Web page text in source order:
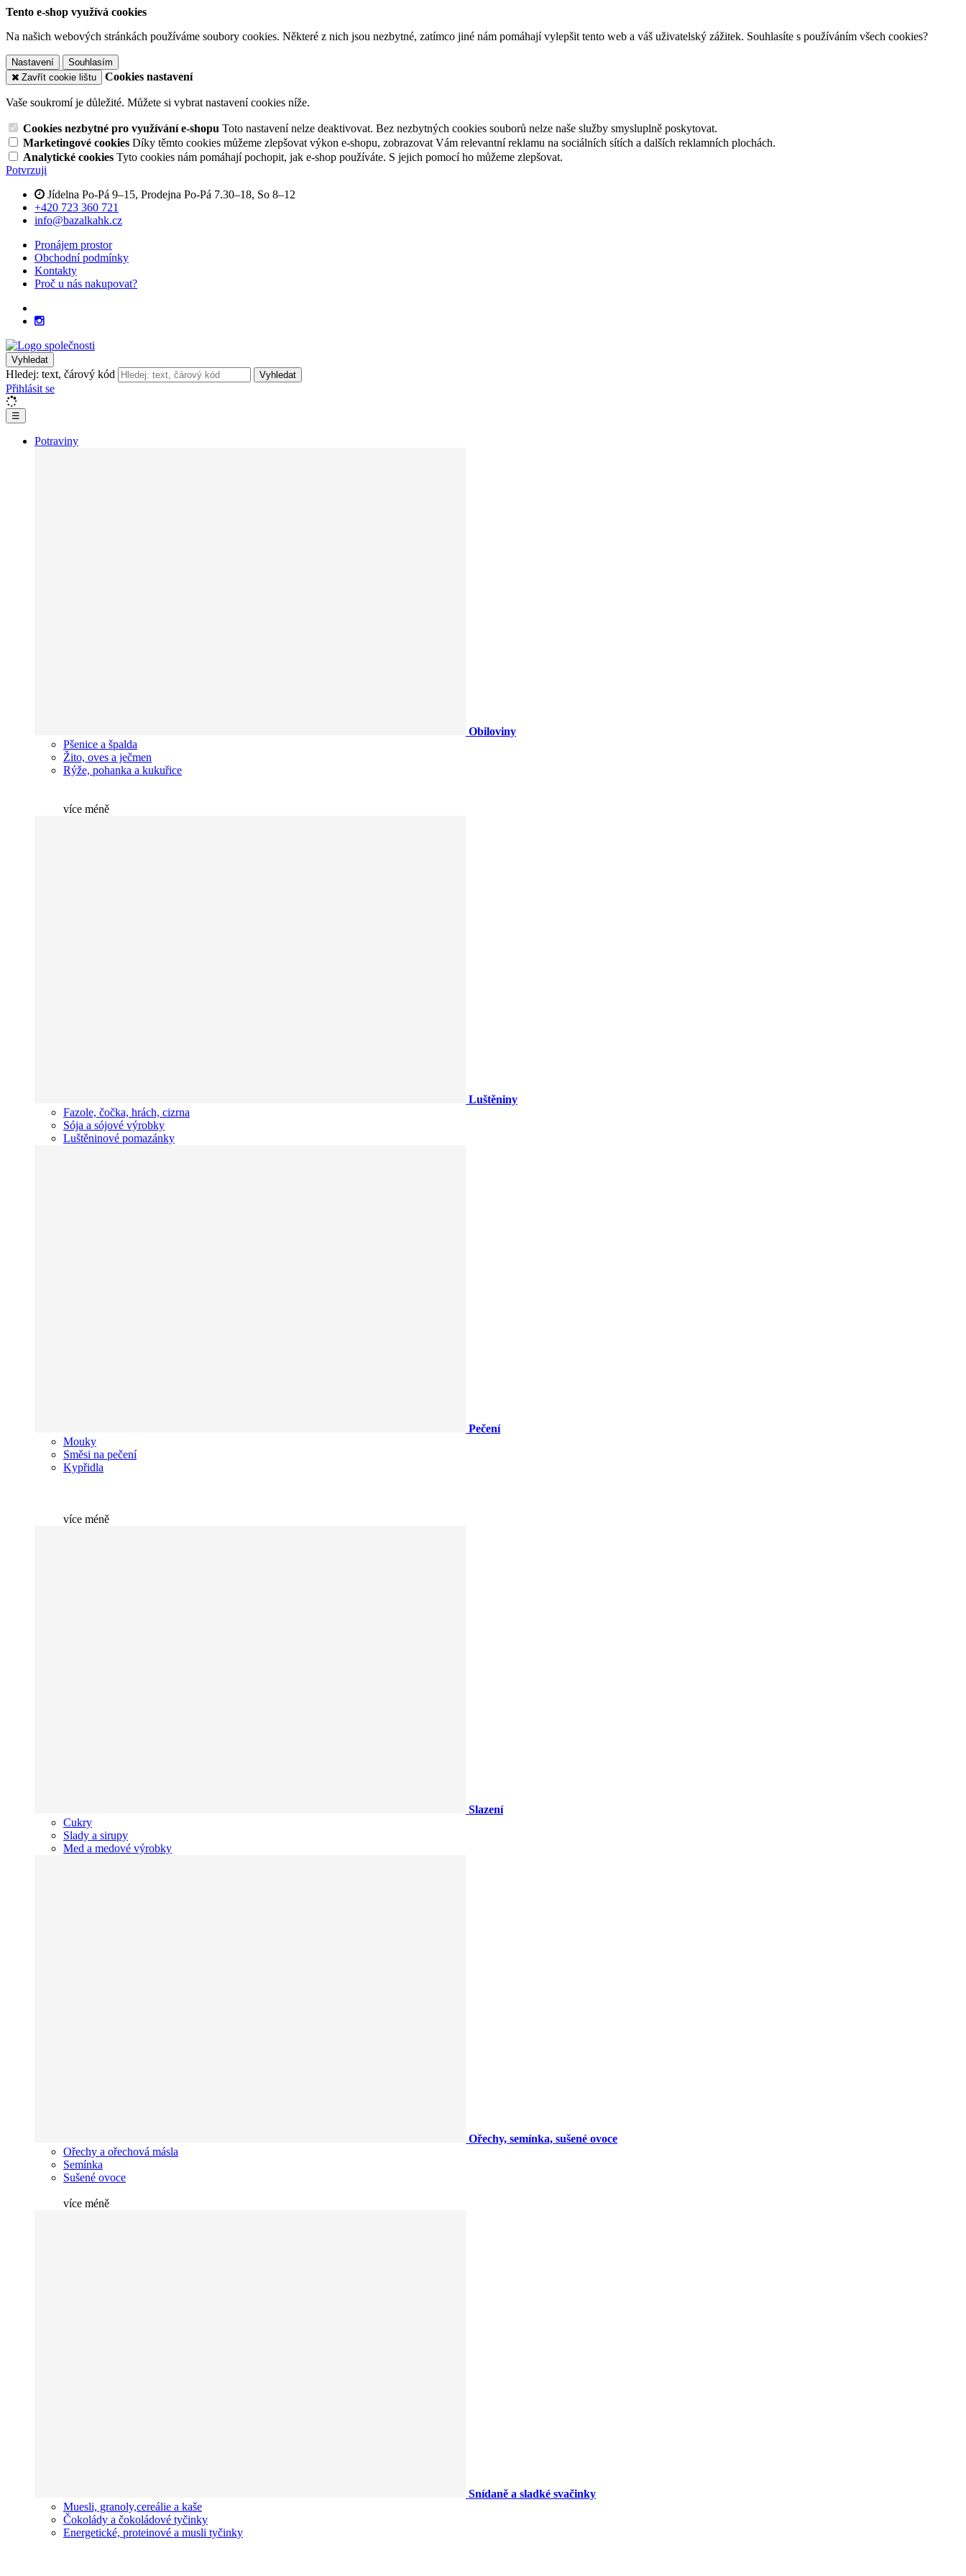
Tento e-shop využívá cookies
Na našich webových stránkách používáme soubory cookies. Některé z nich jsou nezbytné, zatímco jiné nám pomáhají vylepšit tento web a váš uživatelský zážitek. Souhlasíte s používáním všech cookies?
Nastavení
Souhlasím
Zavřít cookie lištu
Cookies nastavení
Vaše soukromí je důležité. Můžete si vybrat nastavení cookies níže.
Cookies nezbytné pro využívání e-shopu Toto nastavení nelze deaktivovat. Bez nezbytných cookies souborů nelze naše služby smysluplně poskytovat.
Marketingové cookies Díky těmto cookies můžeme zlepšovat výkon e-shopu, zobrazovat Vám relevantní reklamu na sociálních sítích a dalších reklamních plochách.
Analytické cookies Tyto cookies nám pomáhají pochopit, jak e-shop používáte. S jejich pomocí ho můžeme zlepšovat.
Potvrzuji
Jídelna Po-Pá 9–15, Prodejna Po-Pá 7.30–18, So 8–12
+420 723 360 721
info@bazalkahk.cz
Pronájem prostor
Obchodní podmínky
Kontakty
Proč u nás nakupovat?
Vyhledat
Hledej: text, čárový kód Vyhledat
Přihlásit se
☰
Potraviny
Obiloviny
Pšenice a špalda
Žito, oves a ječmen
Rýže, pohanka a kukuřice
více méně
Luštěniny
Fazole, čočka, hrách, cizrna
Sója a sójové výrobky
Luštěninové pomazánky
Pečení
Mouky
Směsi na pečení
Kypřidla
více méně
Slazení
Cukry
Slady a sirupy
Med a medové výrobky
Ořechy, semínka, sušené ovoce
Ořechy a ořechová másla
Semínka
Sušené ovoce
více méně
Snídaně a sladké svačinky
Muesli, granoly,cereálie a kaše
Čokolády a čokoládové tyčinky
Energetické, proteinové a musli tyčinky